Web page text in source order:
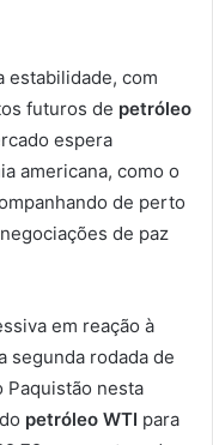
estabilidade, com
futuros de petróleo
espera
americana, como o
de perto
de paz
em reação à
segunda rodada de
Paquistão nesta
petróleo WTI para